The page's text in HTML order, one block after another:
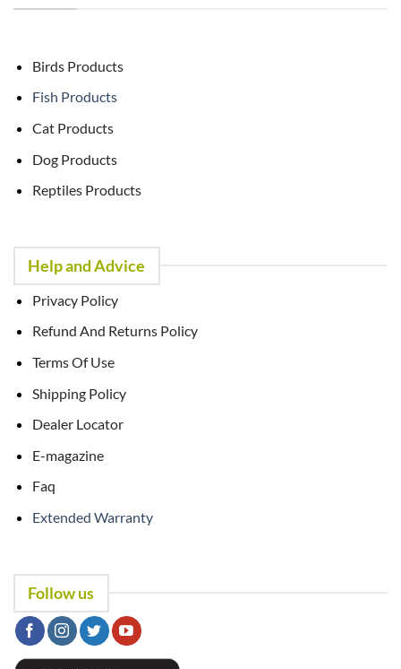
Birds Products
Fish Products
Cat Products
Dog Products
Reptiles Products
Help and Advice
Privacy Policy
Refund And Returns Policy
Terms Of Use
Shipping Policy
Dealer Locator
E-magazine
Faq
Extended Warranty
Follow us